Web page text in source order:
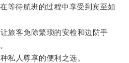
等待航班的过程中享受到宾至如
客免除繁琐的安检和边防手
人尊享的便利之选。